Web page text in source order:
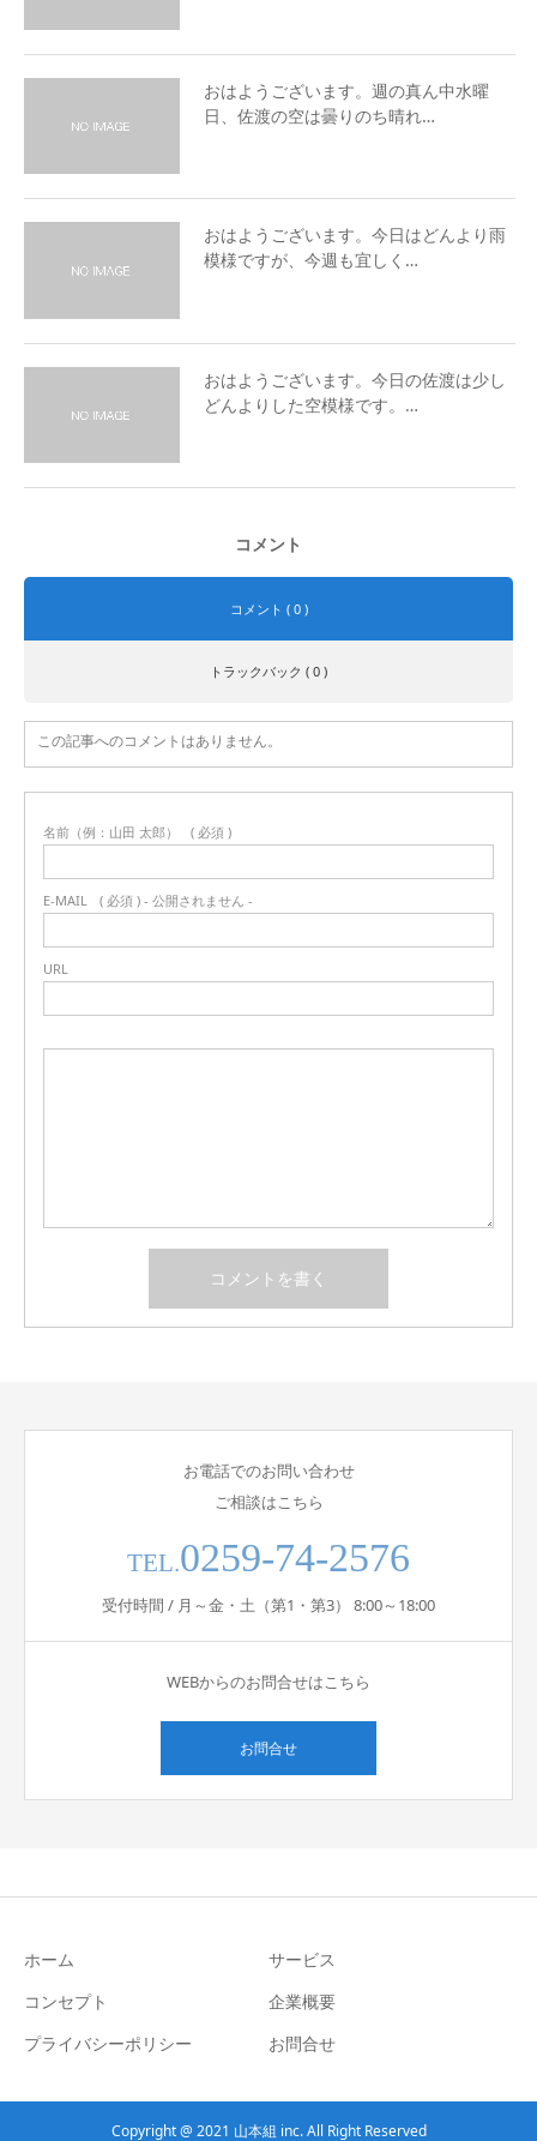
おはようございます。週の真ん中水曜
日、佐渡の空は曇りのち晴れ…
おはようございます。今日はどんより雨
模様ですが、今週も宜しく…
おはようございます。今日の佐渡は少し
どんよりした空模様です。…
コメント
コメント ( 0 )
トラックバック ( 0 )
この記事へのコメントはありません。
名前（例：山田 太郎） ( 必須 )
E-MAIL ( 必須 ) - 公開されません -
URL
お電話でのお問い合わせ
ご相談はこちら
TEL.0259-74-2576
受付時間 / 月～金・土（第1・第3） 8:00～18:00
WEBからのお問合せはこちら
お問合せ
ホーム
サービス
コンセプト
企業概要
プライバシーポリシー
お問合せ
Copyright @ 2021 山本組 inc. All Right Reserved